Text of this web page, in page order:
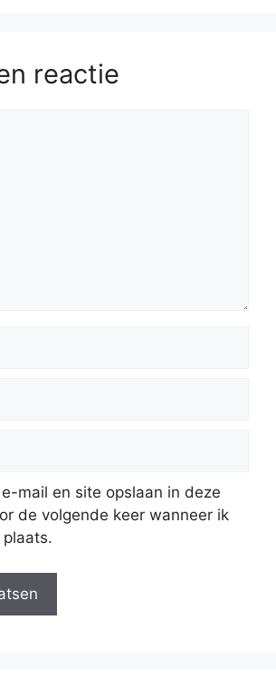
reactie
mail en site opslaan in deze
de volgende keer wanneer ik